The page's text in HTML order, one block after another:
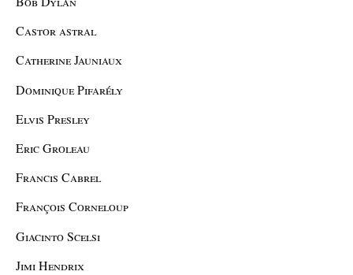
Castor astral
Catherine Jauniaux
Dominique Pifarély
Elvis Presley
Eric Groleau
Francis Cabrel
François Corneloup
Giacinto Scelsi
Jimi Hendrix